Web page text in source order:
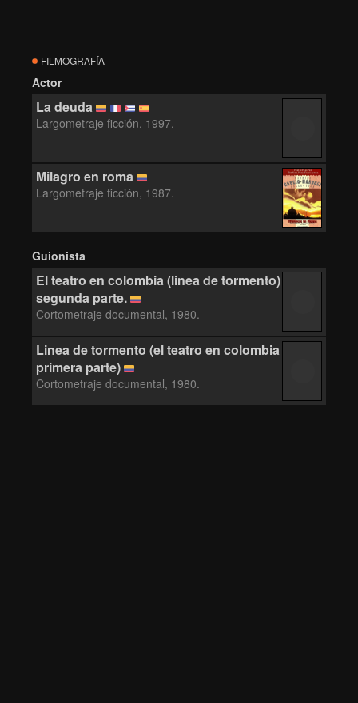
FILMOGRAFÍA
Actor
La deuda
Largometraje ficción, 1997.
Milagro en roma
Largometraje ficción, 1987.
Guionista
El teatro en colombia (linea de tormento)
segunda parte.
Cortometraje documental, 1980.
Linea de tormento (el teatro en colombia
primera parte)
Cortometraje documental, 1980.